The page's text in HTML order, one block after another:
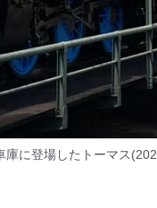
庫に登場したトーマス